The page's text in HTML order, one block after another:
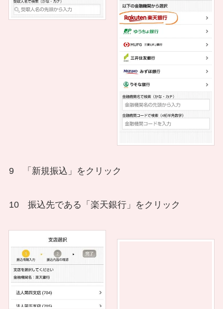
9 「新規振込」をクリック
10 振込先である「楽天銀行」をクリック